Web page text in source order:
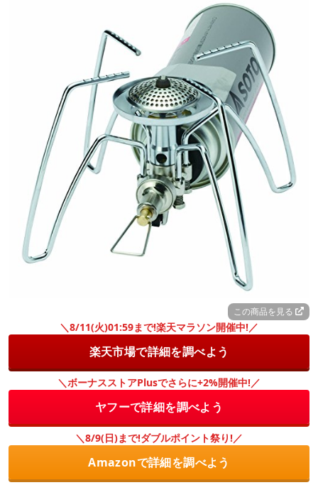
この商品を見る
＼8/11(火)01:59まで!楽天マラソン開催中!／
楽天市場で詳細を調べよう
＼ボーナスストアPlusでさらに+2%開催中!／
ヤフーで詳細を調べよう
＼8/9(日)まで!ダブルポイント祭り!／
Amazonで詳細を調べよう